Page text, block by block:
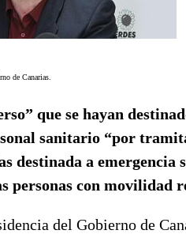
de Canarias.
que se hayan
sanitario “por
destinada a emergencia
personas con movilidad
del Gobierno de